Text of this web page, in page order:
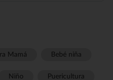
Mamá Bebé niña
Niño Puericultura